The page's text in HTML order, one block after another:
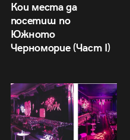
Кои места да
посетиш по
Южното
Черноморие (Част I)